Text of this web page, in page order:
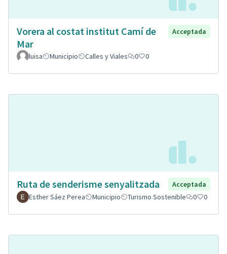
Vorera al costat institut Camí de
Mar
Acceptada
luisa Municipio Calles y Viales 0 0
Ruta de senderisme senyalitzada
Acceptada
Esther Sáez Perea
Municipio Turismo Sostenible 0 0